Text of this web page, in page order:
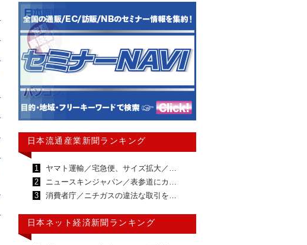
日本流通産業新聞ランキング
1
ヤマト運輸／宅急便、サイズ拡大／…
2
ニュースキンジャパン／表参道にカ…
3
消費者庁／ニチガスの違法な取引を…
日本ネット経済新聞ランキング